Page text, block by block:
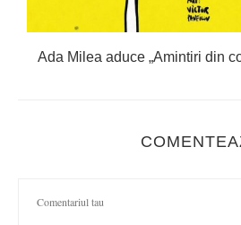
Ada Milea aduce „Amintiri din